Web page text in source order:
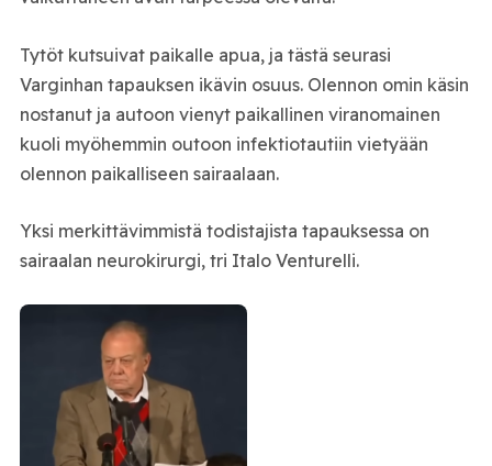
Tytöt kutsuivat paikalle apua, ja tästä seurasi
Varginhan tapauksen ikävin osuus. Olennon omin käsin
nostanut ja autoon vienyt paikallinen viranomainen
kuoli myöhemmin outoon infektiotautiin vietyään
olennon paikalliseen sairaalaan.
Yksi merkittävimmistä todistajista tapauksessa on
sairaalan neurokirurgi, tri Italo Venturelli.